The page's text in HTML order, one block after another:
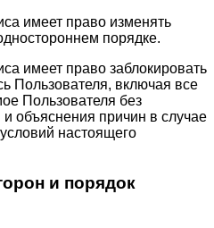
имеет право изменять
порядке.
имеет право заблокировать
Пользователя, включая все
Пользователя без
объяснения причин в случае
настоящего
и порядок